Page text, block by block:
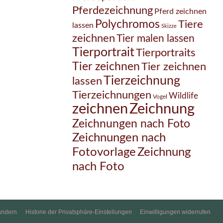
Pferdezeichnung Pferd zeichnen
lassen Polychromos Skizze Tiere
zeichnenTier malen lassen
TierportraitTierportraits
Tier zeichnenTier zeichnen
lassenTierzeichnung
Tierzeichnungen Vogel Wildlife
zeichnenZeichnung
Zeichnungen nach Foto
Zeichnungen nach
FotovorlageZeichnung
nach Foto
Historie der Privatsphäre-Einstellungen Einwilligungen widerrufen